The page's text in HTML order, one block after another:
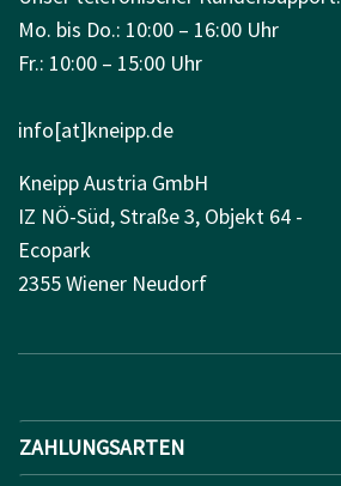
Mo. bis Do.: 10:00 – 16:00 Uhr
Fr.: 10:00 – 15:00 Uhr
info[at]kneipp.de
Kneipp Austria GmbH
IZ NÖ-Süd, Straße 3, Objekt 64 -
Ecopark
2355 Wiener Neudorf
ZAHLUNGSARTEN